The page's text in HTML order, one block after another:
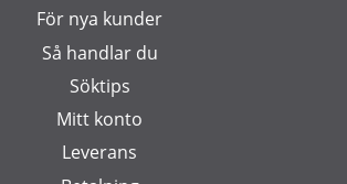
För nya kunder
Så handlar du
Söktips
Mitt konto
Leverans